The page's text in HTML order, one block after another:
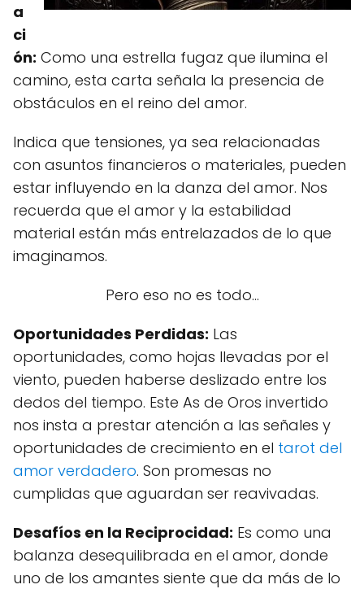
a
ci
ón: Como una estrella fugaz que ilumina el
camino, esta carta señala la presencia de
obstáculos en el reino del amor.
Indica que tensiones, ya sea relacionadas
con asuntos financieros o materiales, pueden
estar influyendo en la danza del amor. Nos
recuerda que el amor y la estabilidad
material están más entrelazados de lo que
imaginamos.
Pero eso no es todo...
Oportunidades Perdidas: Las
oportunidades, como hojas llevadas por el
viento, pueden haberse deslizado entre los
dedos del tiempo. Este As de Oros invertido
nos insta a prestar atención a las señales y
oportunidades de crecimiento en el tarot del
amor verdadero. Son promesas no
cumplidas que aguardan ser reavivadas.
Desafíos en la Reciprocidad: Es como una
balanza desequilibrada en el amor, donde
uno de los amantes siente que da más de lo